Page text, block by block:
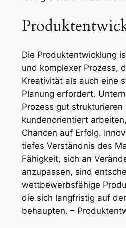
Die Produktentwicklung
und komplexer Prozess,
Kreativität als auch eine
Planung erfordert.
Prozess gut strukturieren
kundenorientiert
Chancen auf Erfolg.
tiefes Verständnis des
Fähigkeit, sich an
anzupassen, sind
wettbewerbsfähige
die sich langfristig auf
behaupten. –